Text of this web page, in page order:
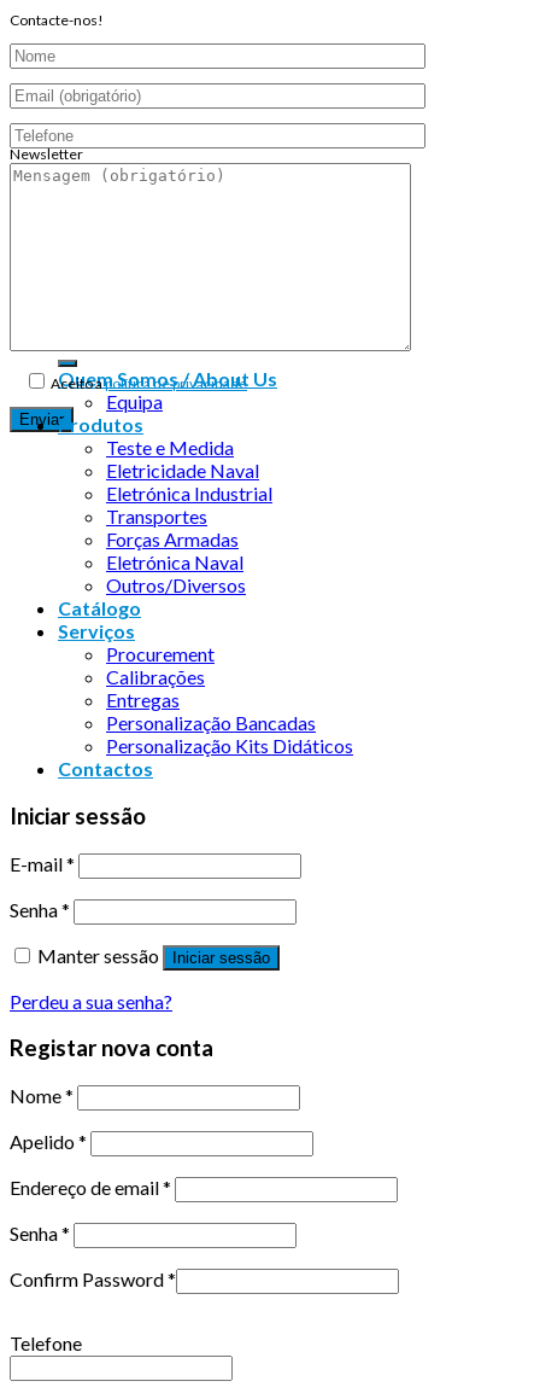
Contacte-nos!
Aceito apolítica de privacidade
Newsletter
Endereço de email:
Quem Somos / About Us
Equipa
Produtos
Teste e Medida
Eletricidade Naval
Eletrónica Industrial
Transportes
Forças Armadas
Eletrónica Naval
Outros/Diversos
Catálogo
Serviços
Procurement
Calibrações
Entregas
Personalização Bancadas
Personalização Kits Didáticos
Contactos
Iniciar sessão
E-mail*
Senha*
Manter sessão
Iniciar sessão
Perdeu a sua senha?
Registar nova conta
Nome*
Apelido*
Endereço de email*
Senha*
Confirm Password*
Telefone